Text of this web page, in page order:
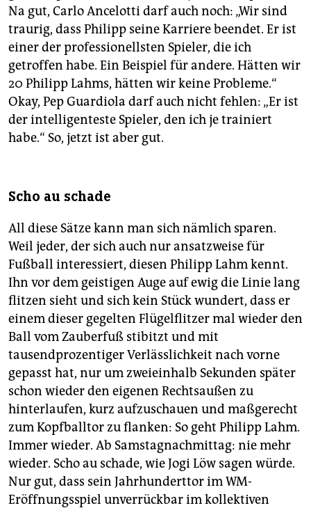
Na gut, Carlo Ancelotti darf auch noch: „Wir sind
traurig, dass Philipp seine Karriere beendet. Er ist
einer der professionellsten Spieler, die ich
getroffen habe. Ein Beispiel für andere. Hätten wir
20 Philipp Lahms, hätten wir keine Probleme.“
Okay, Pep Guardiola darf auch nicht fehlen: „Er ist
der intelligenteste Spieler, den ich je trainiert
habe.“ So, jetzt ist aber gut.
Scho au schade
All diese Sätze kann man sich nämlich sparen.
Weil jeder, der sich auch nur ansatzweise für
Fußball interessiert, diesen Philipp Lahm kennt.
Ihn vor dem geistigen Auge auf ewig die Linie lang
flitzen sieht und sich kein Stück wundert, dass er
einem dieser gegelten Flügelflitzer mal wieder den
Ball vom Zauberfuß stibitzt und mit
tausendprozentiger Verlässlichkeit nach vorne
gepasst hat, nur um zweieinhalb Sekunden später
schon wieder den eigenen Rechtsaußen zu
hinterlaufen, kurz aufzuschauen und maßgerecht
zum Kopfballtor zu flanken: So geht Philipp Lahm.
Immer wieder. Ab Samstagnachmittag: nie mehr
wieder. Scho au schade, wie Jogi Löw sagen würde.
Nur gut, dass sein Jahrhunderttor im WM-
Eröffnungsspiel unverrückbar im kollektiven